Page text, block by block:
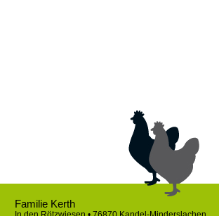
Familie Kerth